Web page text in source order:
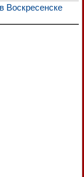
Воскресенске